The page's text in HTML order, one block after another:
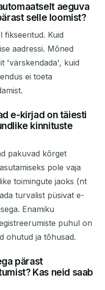
aeguva
selle loomist?
fikseeritud. Kuid
aadressi. Mõned
'värskendada', kuid
ei toeta
e-kirjad on täiesti
kinnituste
pakuvad kõrget
pole vaja
toimingute jaoks (nt
turvalist püsivat e-
Enamiku
puhul on
ohutud ja tõhusad.
pärast
Kas neid saab